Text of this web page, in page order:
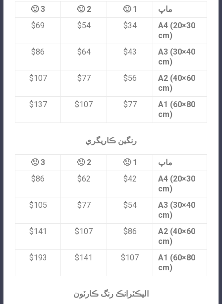
ماپ 1 🙂
2 🙂
3 🙂
A4 (20×30
cm)
$34
$54
$69
A3 (30×40
cm)
$43
$64
$86
A2 (40×60
cm)
$56
$77
$107
A1 (60×80
cm)
$77
$107
$137
رنگين ڪاريگري
ماپ 1 🙂
2 🙂
3 🙂
A4 (20×30
cm)
$42
$62
$86
A3 (30×40
cm)
$54
$77
$105
A2 (40×60
cm)
$86
$107
$141
A1 (60×80
cm)
$107
$141
$193
اليڪٽرانڪ رنگ ڪارٽون